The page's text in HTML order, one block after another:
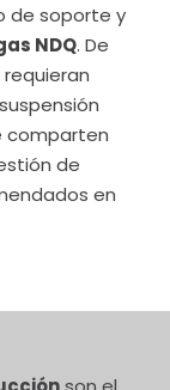
de soporte y
NDQ. De
comparten
de
en